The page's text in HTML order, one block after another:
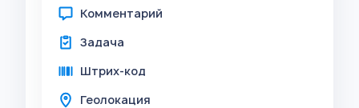
Комментарий
Задача
Штрих-код
Геолокация